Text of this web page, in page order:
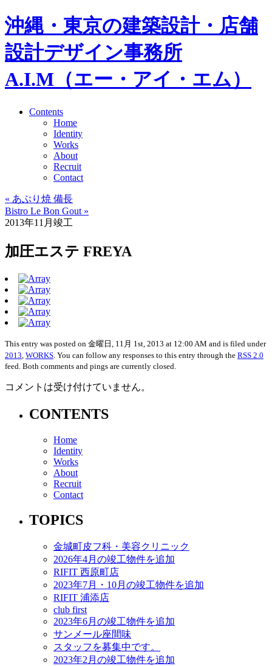
沖縄・東京の建築設計・店舗
設計デザイン事務所
A.I.M（エー・アイ・エム）
Contents
Home
Identity
Works
About
Recruit
Contact
« あぶり焼 備長
Bistro Le Bon Gout »
2013年11月竣工
加圧エステ FREYA
This entry was posted on 金曜日, 11月 1st, 2013 at 12:00 AM and is filed under
2013 WORKS . You can follow any responses to this entry through the RSS 2.0
feed. Both comments and pings are currently closed.
コメントは受け付けていません。
CONTENTS
Home
Identity
Works
About
Recruit
Contact
TOPICS
金城町皮フ科・美容クリニック
2026年4月の竣工物件を追加
RIFIT 西原町店
2023年7月・10月の竣工物件を追加
RIFIT 浦添店
club first
2023年6月の竣工物件を追加
サンメール座間味
スタッフを募集中です。
2023年2月の竣工物件を追加